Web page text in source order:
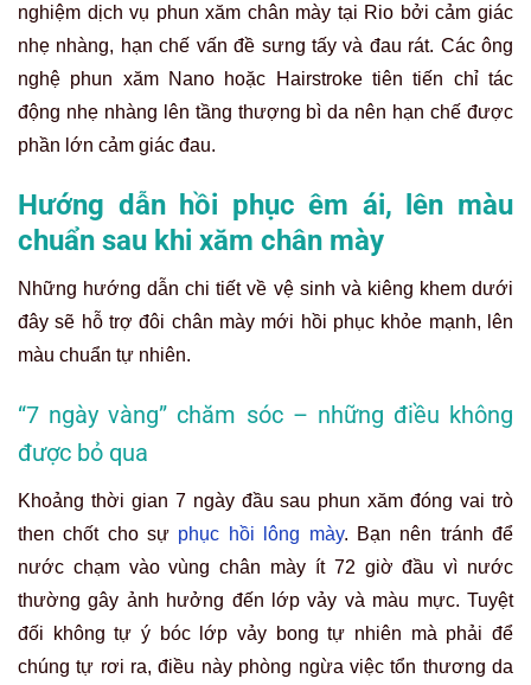
nghiệm dịch vụ phun xăm chân mày tại Rio bởi cảm giác
nhẹ nhàng, hạn chế vấn đề sưng tấy và đau rát. Các ông
nghệ phun xăm Nano hoặc Hairstroke tiên tiến chỉ tác
động nhẹ nhàng lên tầng thượng bì da nên hạn chế được
phần lớn cảm giác đau.
Hướng dẫn hồi phục êm ái, lên màu
chuẩn sau khi xăm chân mày
Những hướng dẫn chi tiết về vệ sinh và kiêng khem dưới
đây sẽ hỗ trợ đôi chân mày mới hồi phục khỏe mạnh, lên
màu chuẩn tự nhiên.
“7 ngày vàng” chăm sóc – những điều không
được bỏ qua
Khoảng thời gian 7 ngày đầu sau phun xăm đóng vai trò
then chốt cho sự phục hồi lông mày. Bạn nên tránh để
nước chạm vào vùng chân mày ít 72 giờ đầu vì nước
thường gây ảnh hưởng đến lớp vảy và màu mực. Tuyệt
đối không tự ý bóc lớp vảy bong tự nhiên mà phải để
chúng tự rơi ra, điều này phòng ngừa việc tổn thương da